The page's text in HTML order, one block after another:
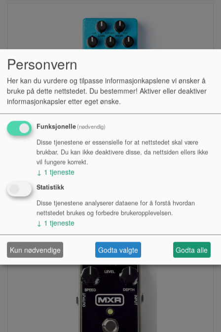
EFFEKT, GITAR, JIM DUNLOP MXR M234
ANALOG CHORUS
Lagerstatus:
Kjøp
Personvern
Her kan du vurdere og tilpasse informasjonkapslene vi ønsker å
bruke på dette nettstedet. Du bestemmer! Aktiver eller deaktiver
informasjonkapsler etter eget ønske.
Funksjonelle(nødvendig)
Disse tjenestene er essensielle for at nettstedet skal være
brukbar. Du kan ikke deaktivere disse, da nettsiden ellers ikke
vil fungere korrekt.
↓ 1 tjeneste
Statistikk
Disse tjenestene analyserer dataene for å forstå hvordan
nettstedet brukes og forbedre brukeropplevelsen.
↓ 1 tjeneste
Kun nødvendige Godta valgte Godta alle